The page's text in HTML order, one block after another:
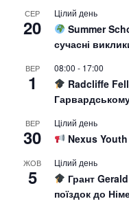
СЕР
20
Цілий день
Summer
сучасні
ВЕР
1
08:00 - 17:00
Radcliffe
ВЕР
30
Цілий день
Nexus
ЖОВ
5
Цілий день
Грант
поїздок до